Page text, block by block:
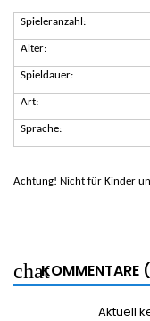
Spieleranzahl:
Alter:
Spieldauer:
Art:
Sprache:
Achtung! Nicht für Kinder
KOMMENTARE
Aktuell